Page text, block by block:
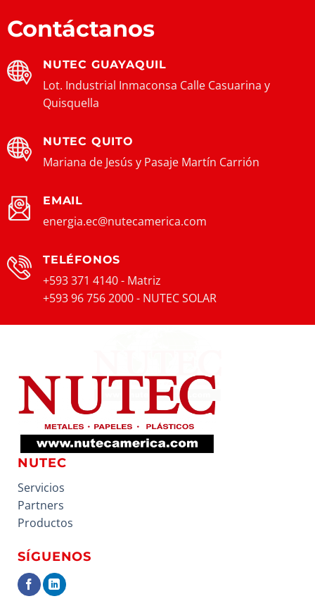
Contáctanos
NUTEC GUAYAQUIL
Lot. Industrial Inmaconsa Calle Casuarina y
Quisquella
NUTEC QUITO
Mariana de Jesús y Pasaje Martín Carrión
EMAIL
energia.ec@nutecamerica.com
TELÉFONOS
+593 371 4140 - Matriz
+593 96 756 2000 - NUTEC SOLAR
NUTEC
Servicios
Partners
Productos
SÍGUENOS